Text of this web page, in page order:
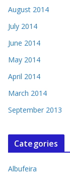
August 2014
July 2014
June 2014
May 2014
April 2014
March 2014
September 2013
Categories
Albufeira